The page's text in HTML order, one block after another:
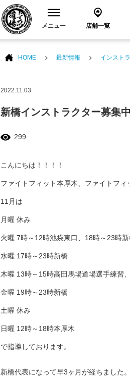
メニュー 店舗一覧
HOME 最新情報 インスト
2022.11.03
新橋インストラクター募集
299
こんにちは！！！！
ファイトフィット本厚木、ファイトフ
11月は
月曜 休み
火曜 7時～12時池袋東口、18時～23時新
水曜 17時～23時新橋
木曜 13時～15時高田馬場道場選手練習
金曜 19時～23時新橋
土曜 休み
日曜 12時～18時本厚木
で指導しております。
新橋代表になって早3ヶ月が経ちました。